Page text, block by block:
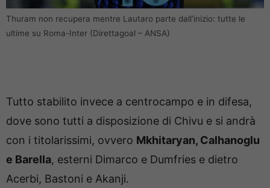
Thuram non recupera mentre Lautaro parte dall’inizio: tutte le
ultime su Roma-Inter (Direttagoal – ANSA)
Tutto stabilito invece a centrocampo e in difesa,
dove sono tutti a disposizione di Chivu e si andrà
con i titolarissimi, ovvero Mkhitaryan, Calhanoglu
e Barella, esterni Dimarco e Dumfries e dietro
Acerbi, Bastoni e Akanji.